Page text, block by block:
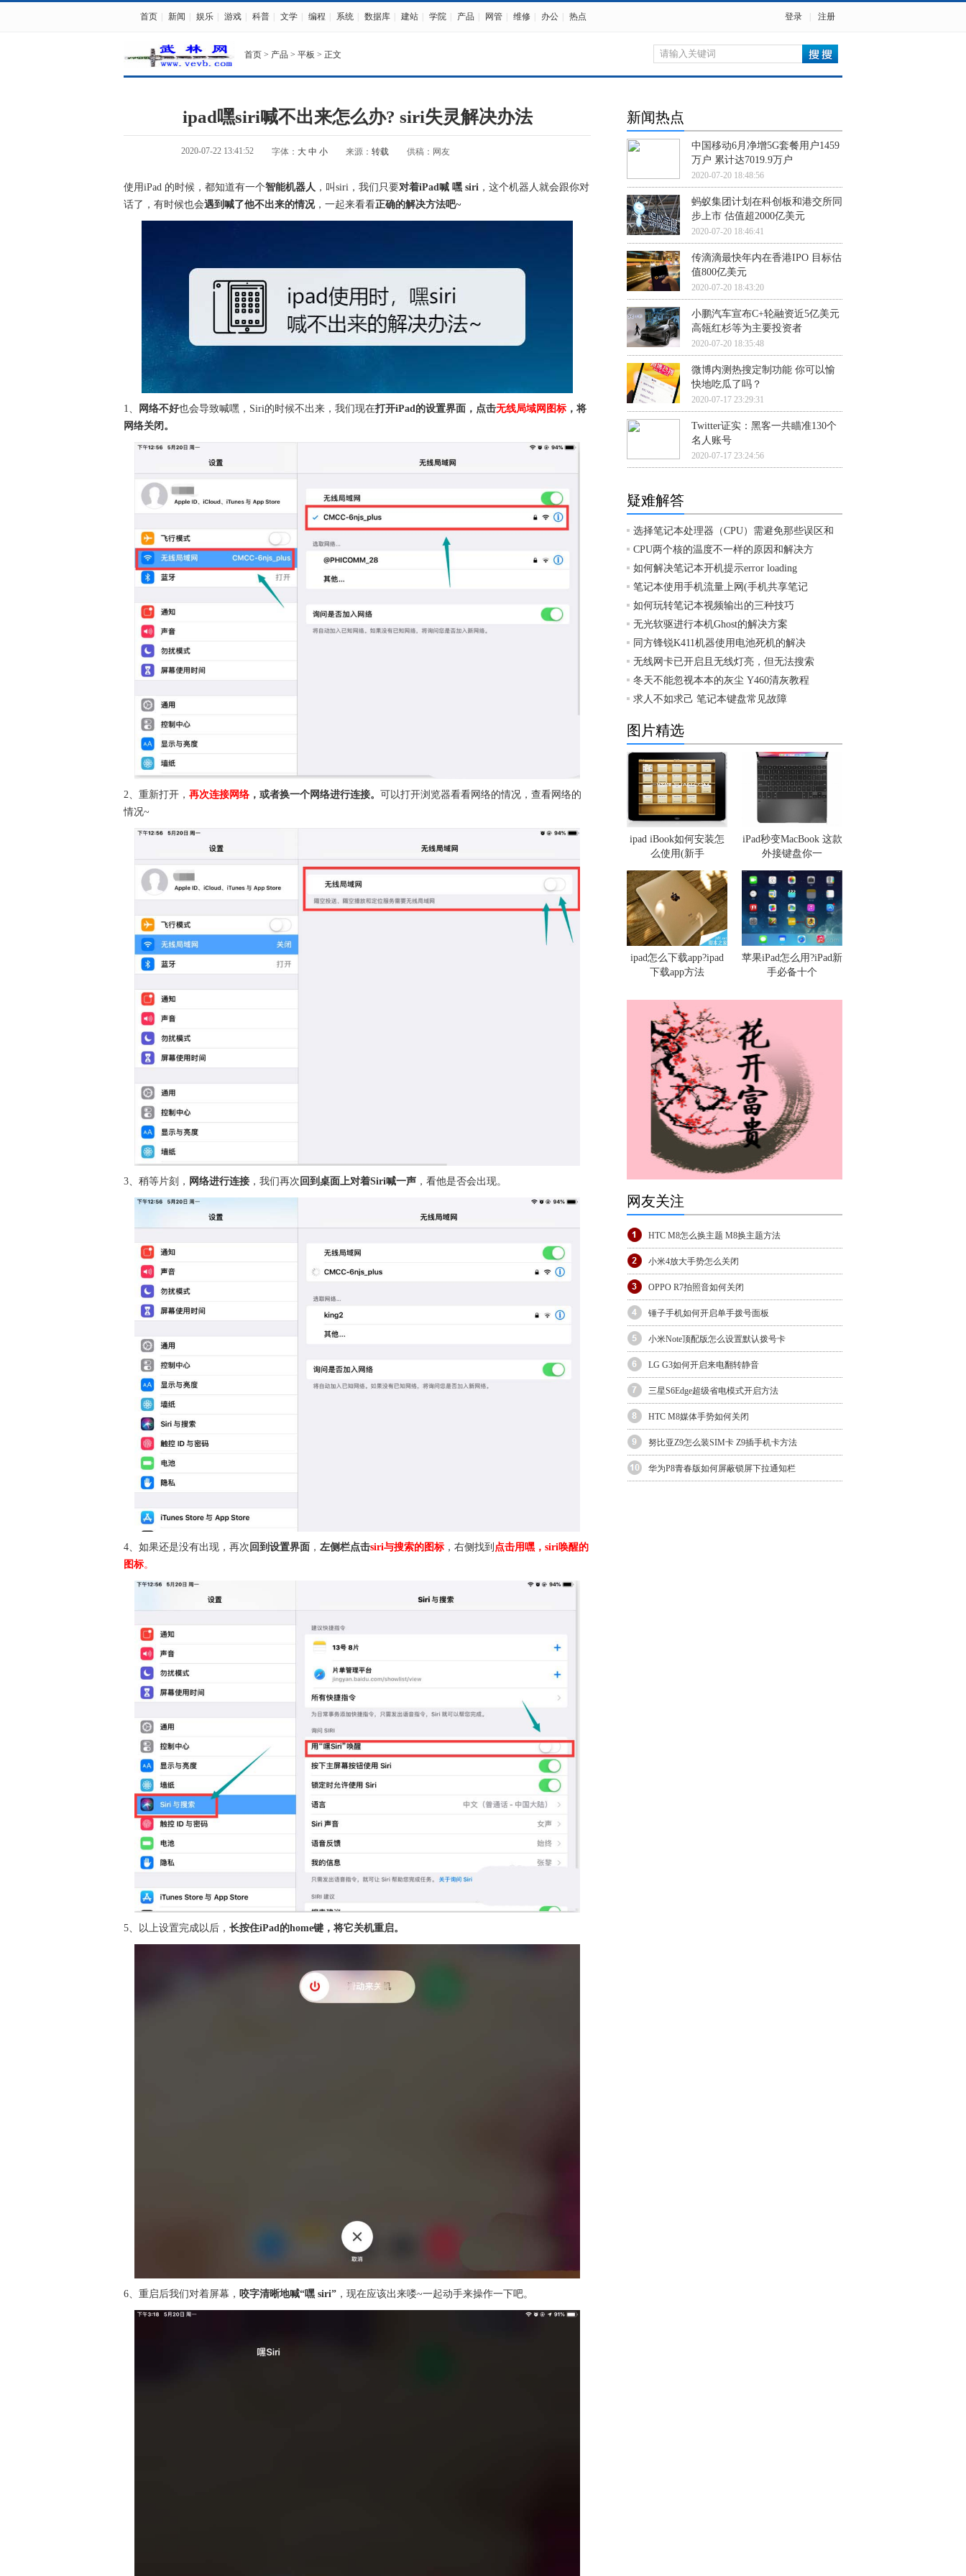
首页 新闻 娱乐 游戏 科普 文学 编程 系统 数据库 建站 学院 产品 网管 维修 办公 热点 登录 注册
首页 > 产品 > 平板 > 正文
ipad嘿siri喊不出来怎么办? siri失灵解决办法
2020-07-22 13:41:52 字体： 大 中 小 来源： 转载 供稿：网友
使用iPad 的时候，都知道有一个智能机器人 ，叫siri，我们只要对着iPad喊 嘿 siri ，这个机器人就会跟你对
话了，有时候也会遇到喊了他不出来的情况，一起来看看正确的解决方法吧~
1、 网络不好也会导致喊嘿，Siri的时候不出来，我们现在打开iPad的设置界面，点击无线局域网图标 ，将
网络关闭。
2、重新打开， 再次连接网络 ，或者换一个网络进行连接。 可以打开浏览器看看网络的情况，查看网络的
情况~
3、稍等片刻， 网络进行连接 ，我们再次 回到桌面上对着Siri喊一声 ，看他是否会出现。
4、如果还是没有出现，再次 回到设置界面 ， 左侧栏点击siri与搜索的图标 ，右侧找到 点击用嘿，siri唤醒的
图标。
5、以上设置完成以后， 长按住iPad的home键，将它关机重启。
6、重启后我们对着屏幕， 咬字清晰地喊“嘿 siri” ，现在应该出来喽~一起动手来操作一下吧。
新闻热点
中国移动6月净增5G套餐用户1459
万户 累计达7019.9万户
2020-07-20 18:48:56
蚂蚁集团计划在科创板和港交所同
步上市 估值超2000亿美元
2020-07-20 18:46:41
传滴滴最快年内在香港IPO 目标估
值800亿美元
2020-07-20 18:43:20
小鹏汽车宣布C+轮融资近5亿美元
高瓴红杉等为主要投资者
2020-07-20 18:35:48
微博内测热搜定制功能 你可以愉
快地吃瓜了吗？
2020-07-17 23:29:31
Twitter证实：黑客一共瞄准130个
名人账号
2020-07-17 23:24:56
疑难解答
选择笔记本处理器（CPU）需避免那些误区和
CPU两个核的温度不一样的原因和解决方
如何解决笔记本开机提示error loading
笔记本使用手机流量上网(手机共享笔记
如何玩转笔记本视频输出的三种技巧
无光软驱进行本机Ghost的解决方案
同方锋锐K411机器使用电池死机的解决
无线网卡已开启且无线灯亮，但无法搜索
冬天不能忽视本本的灰尘 Y460清灰教程
求人不如求己 笔记本键盘常见故障
图片精选
ipad iBook如何安装怎
么使用(新手
iPad秒变MacBook 这款
外接键盘你一
ipad怎么下载app?ipad
下载app方法
苹果iPad怎么用?iPad新
手必备十个
网友关注
HTC M8怎么换主题 M8换主题方法
小米4放大手势怎么关闭
OPPO R7拍照音如何关闭
锤子手机如何开启单手拨号面板
小米Note顶配版怎么设置默认拨号卡
LG G3如何开启来电翻转静音
三星S6Edge超级省电模式开启方法
HTC M8媒体手势如何关闭
努比亚Z9怎么装SIM卡 Z9插手机卡方法
华为P8青春版如何屏蔽锁屏下拉通知栏